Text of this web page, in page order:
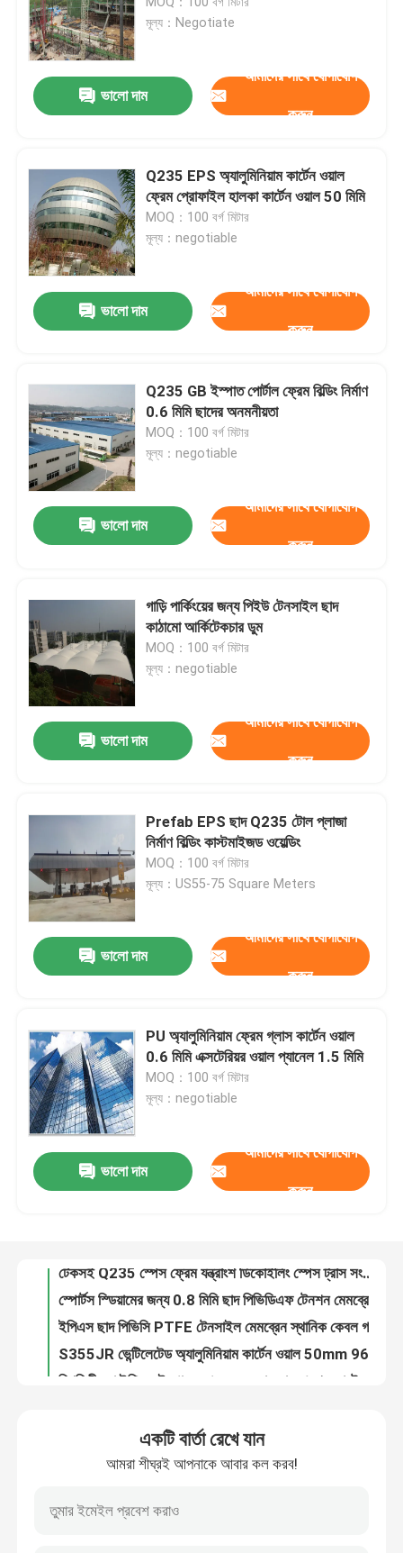
বাড়ি
পণ্য
যোগাযোগ করুন
খবর
মূল্য：Negotiate
ভালো দাম
আমাদের সাথে যোগাযোগ
করুন
Q235 EPS অ্যালুমিনিয়াম কার্টেন ওয়াল
ফ্রেম প্রোফাইল হালকা কার্টেন ওয়াল 50 মিমি
MOQ：100 বর্গ মিটার
মূল্য：negotiable
ভালো দাম
আমাদের সাথে যোগাযোগ
করুন
Q235 GB ইস্পাত পোর্টাল ফ্রেম বিল্ডিং নির্মাণ
0.6 মিমি ছাদের অনমনীয়তা
MOQ：100 বর্গ মিটার
মূল্য：negotiable
ভালো দাম
আমাদের সাথে যোগাযোগ
করুন
গাড়ি পার্কিংয়ের জন্য পিইউ টেনসাইল ছাদ
কাঠামো আর্কিটেকচার ডুম
MOQ：100 বর্গ মিটার
মূল্য：negotiable
ভালো দাম
আমাদের সাথে যোগাযোগ
করুন
Prefab EPS ছাদ Q235 টোল প্লাজা
নির্মাণ বিল্ডিং কাস্টমাইজড ওয়েল্ডিং
MOQ：100 বর্গ মিটার
মূল্য：US55-75 Square Meters
ভালো দাম
আমাদের সাথে যোগাযোগ
করুন
PU অ্যালুমিনিয়াম ফ্রেম গ্লাস কার্টেন ওয়াল
0.6 মিমি এক্সটেরিয়র ওয়াল প্যানেল 1.5 মিমি
MOQ：100 বর্গ মিটার
মূল্য：negotiable
ভালো দাম
আমাদের সাথে যোগাযোগ
করুন
Q235 স্ট্যান্ডিং সীম মেটাল ছাদ রক্ষণাবেক্ষণ 50mm PU সাইডিং প্যানেল
স্থিতিশীলতা ইপিএস ইস্পাত স্পেস ফ্রেম ছাদ সাসপেনশন গ্রেট 0.326-0.8 মিমি
S235JR স্পেস ফ্রেম নোড সংযোগকারী 0.6 মিমি ছাদ GB উচ্চ শক্তি
একটি বার্তা রেখে যান
আমরা শীঘ্রই আপনাকে আবার কল করব!